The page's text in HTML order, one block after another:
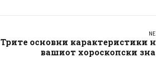
Трите основни карактеристики
вашиот хороскопски